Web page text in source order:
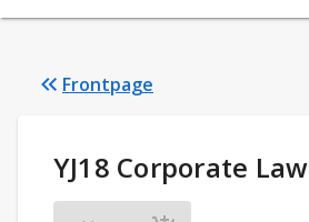
Frontpage
Study Details:
YJ18 Corporate Law